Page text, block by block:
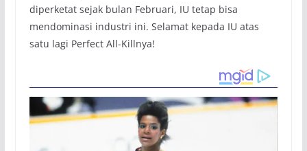
diperketat sejak bulan Februari, IU tetap bisa
mendominasi industri ini. Selamat kepada IU atas
satu lagi Perfect All-Killnya!